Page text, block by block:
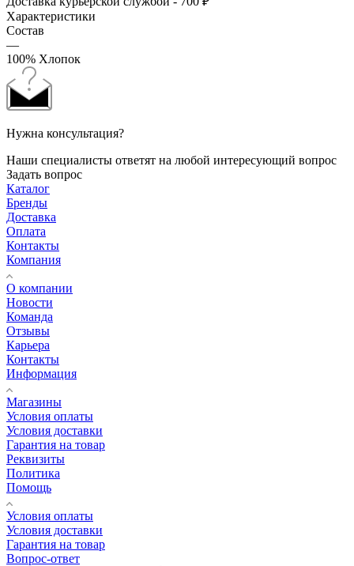
Характеристики
Состав
—
100% Хлопок
Нужна консультация?
Наши специалисты ответят на любой интересующий вопрос
Задать вопрос
Каталог
Бренды
Доставка
Оплата
Контакты
Компания
О компании
Новости
Команда
Отзывы
Карьера
Контакты
Информация
Магазины
Условия оплаты
Условия доставки
Гарантия на товар
Реквизиты
Политика
Помощь
Условия оплаты
Условия доставки
Гарантия на товар
Вопрос-ответ